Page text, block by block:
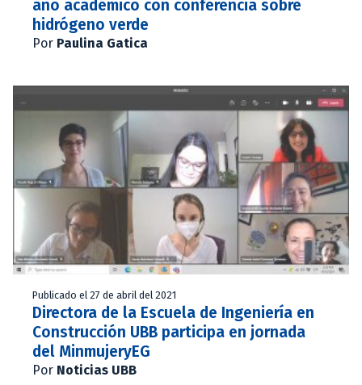
año académico con conferencia sobre
hidrógeno verde
Por Paulina Gatica
Publicado el 27 de abril del 2021
Directora de la Escuela de Ingeniería en
Construcción UBB participa en jornada
del MinmujeryEG
Por Noticias UBB